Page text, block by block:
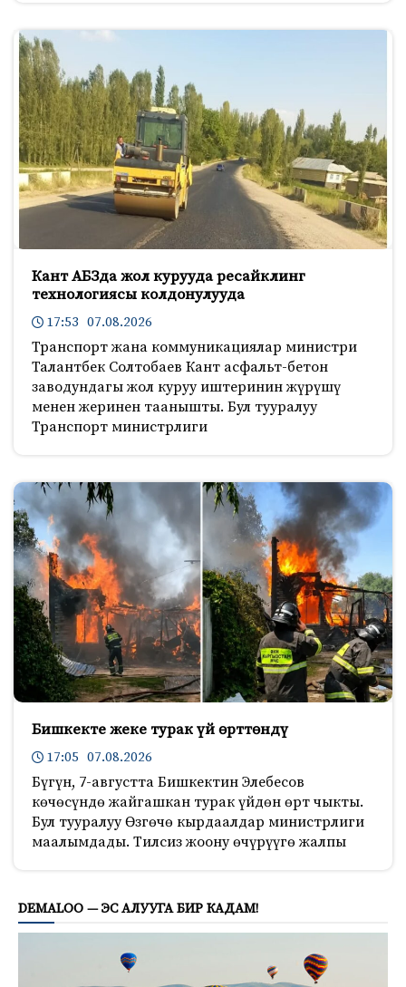
Кант АБЗда жол курууда ресайклинг
технологиясы колдонулууда
17:53 07.08.2026
Транспорт жана коммуникациялар министри
Талантбек Солтобаев Кант асфальт-бетон
заводундагы жол куруу иштеринин жүрүшү
менен жеринен таанышты. Бул тууралуу
Транспорт министрлиги
Бишкекте жеке турак үй өрттөндү
17:05 07.08.2026
Бүгүн, 7-августта Бишкектин Элебесов
көчөсүндө жайгашкан турак үйдөн өрт чыкты.
Бул тууралуу Өзгөчө кырдаалдар министрлиги
маалымдады. Тилсиз жоону өчүрүүгө жалпы
DEMALOO — ЭС АЛУУГА БИР КАДАМ!